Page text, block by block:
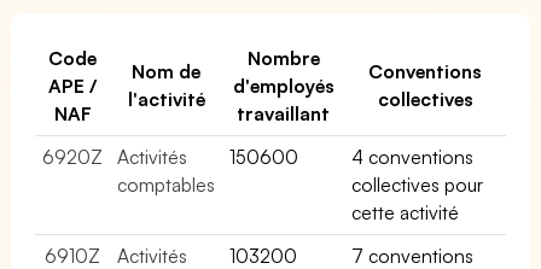
Code
APE /
NAF
Nom de
l'activité
Nombre
d'employés
travaillant
Conventions
collectives
6920Z
Activités
comptables
150600
4 conventions
collectives pour
cette activité
6910Z
Activités
103200
7 conventions